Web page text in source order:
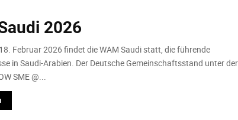
2026
Februar 2026 findet die WAM Saudi statt, die führende
in Saudi-Arabien. Der Deutsche Gemeinschaftsstand unter der
SME @...